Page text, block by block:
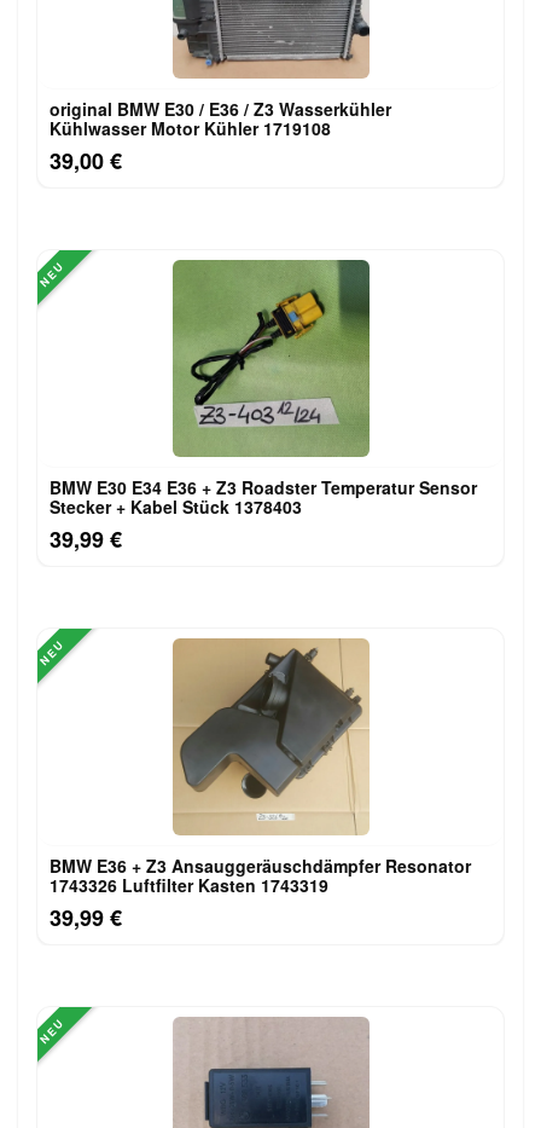
original BMW E30 / E36 / Z3 Wasserkühler
Kühlwasser Motor Kühler 1719108
39,00 €
NEU
BMW E30 E34 E36 + Z3 Roadster Temperatur Sensor
Stecker + Kabel Stück 1378403
39,99 €
NEU
BMW E36 + Z3 Ansauggeräuschdämpfer Resonator
1743326 Luftfilter Kasten 1743319
39,99 €
NEU